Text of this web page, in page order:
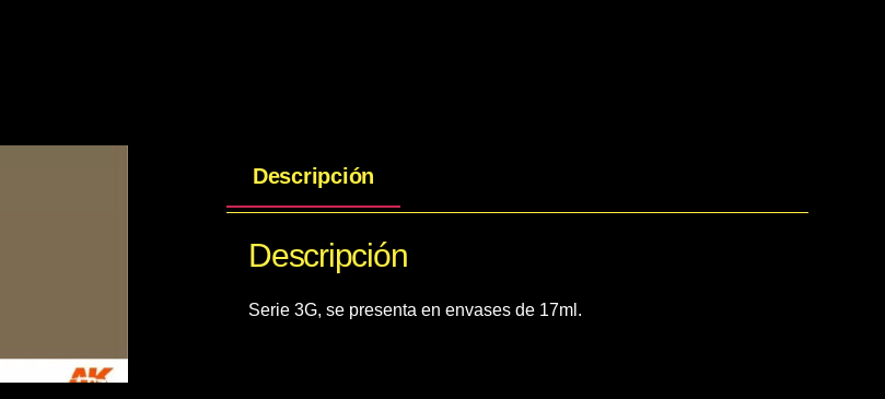
Descripción
Descripción
Serie 3G, se presenta en envases de 17ml.